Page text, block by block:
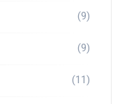
(9)
(9)
(11)